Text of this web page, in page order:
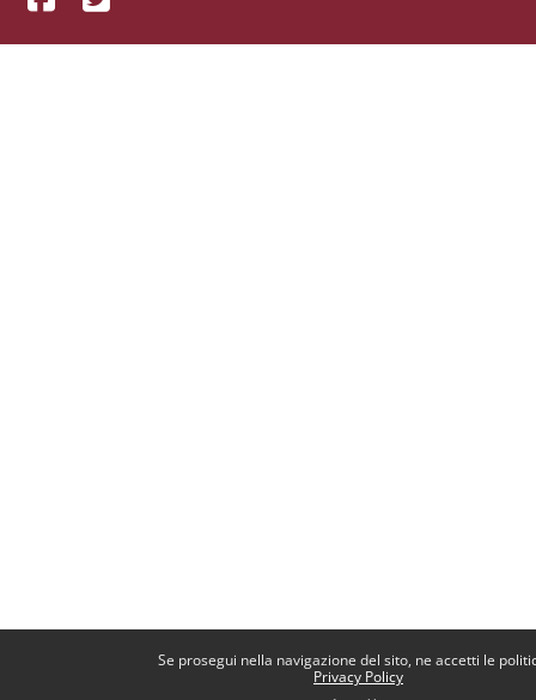
Se prosegui nella navigazione del sito, ne accetti le
Privacy Policy